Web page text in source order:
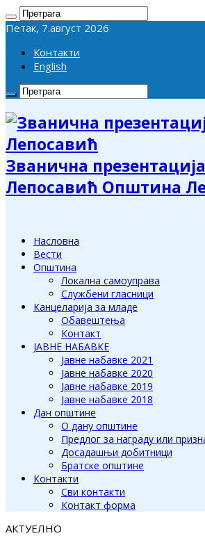
Петак, 7.август 2026
Контакти
English
Званична
Лепосавић Општина
Насловна
Вести
Општина
Локална самоуправа
Службени гласници
Канцеларија за младе
Обавештења
Контакт
ЈАВНЕ НАБАВКЕ
Јавне набавке 2021
Јавне набавке 2020
Јавне набавке 2019
Јавне набавке 2018
Дан општине
О дану општине
Предлог за награду или
Досадашњи добитници
Братске општине
Контакти
Сви контакти
Контакт форма
АКТУЕЛНО